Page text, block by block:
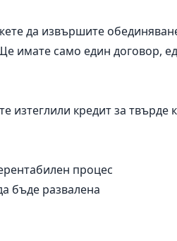
да извършите
имате само един договор,
изтеглили кредит за твърде
процес
бъде развалена